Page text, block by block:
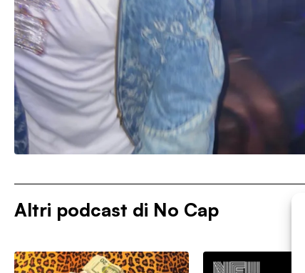
Altri podcast di No Cap